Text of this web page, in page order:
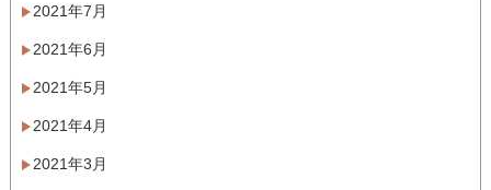
2021年7月
2021年6月
2021年5月
2021年4月
2021年3月